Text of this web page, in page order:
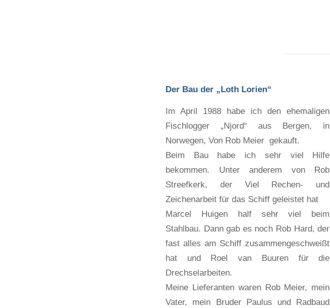
Der Bau der „Loth Lorien“
Im April 1988 habe ich den ehemaligen
Fischlogger „Njord“ aus Bergen, in
Norwegen, Von Rob Meier gekauft.
Beim Bau habe ich sehr viel Hilfe
bekommen. Unter anderem von Rob
Streefkerk, der Viel Rechen- und
Zeichenarbeit für das Schiff geleistet hat
Marcel Huigen half sehr viel beim
Stahlbau. Dann gab es noch Rob Hard, der
fast alles am Schiff zusammengeschweißt
hat und Roel van Buuren für die
Drechselarbeiten.
Meine Lieferanten waren Rob Meier, mein
Vater, mein Bruder Paulus und Radbaud